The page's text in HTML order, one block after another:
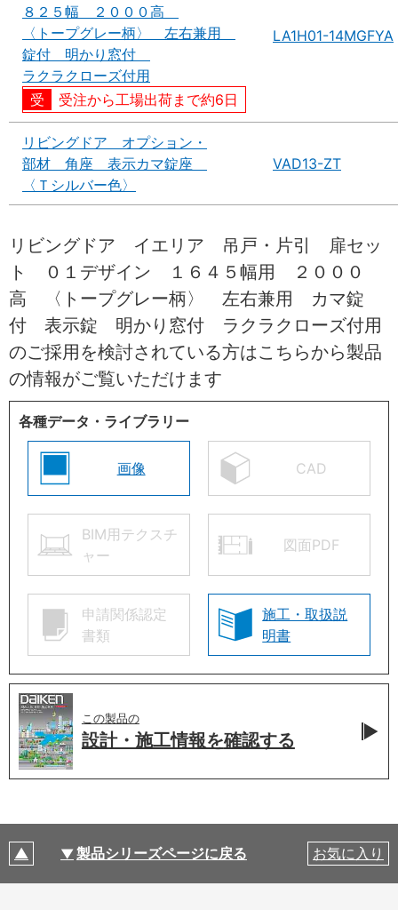
８２５幅 ２０００高
〈トープグレー柄〉 左右兼用
錠付 明かり窓付
ラクラクローズ付用
受注から工場出荷まで約6日
LA1H01-14MGFYA
リビングドア オプション・
部材 角座 表示カマ錠座
〈Ｔシルバー色〉
VAD13-ZT
リビングドア イエリア 吊戸・片引 扉セッ
ト ０１デザイン １６４５幅用 ２０００
高 〈トープグレー柄〉 左右兼用 カマ錠
付 表示錠 明かり窓付 ラクラクローズ付用
のご採用を検討されている方はこちらから製品
の情報がご覧いただけます
各種データ・ライブラリー
画像 CAD
BIM用テクスチ
ャー
図面PDF
申請関係認定
書類
施工・取扱説
明書
この製品の
設計・施工情報を確認する
製品シリーズページに戻る お気に入り